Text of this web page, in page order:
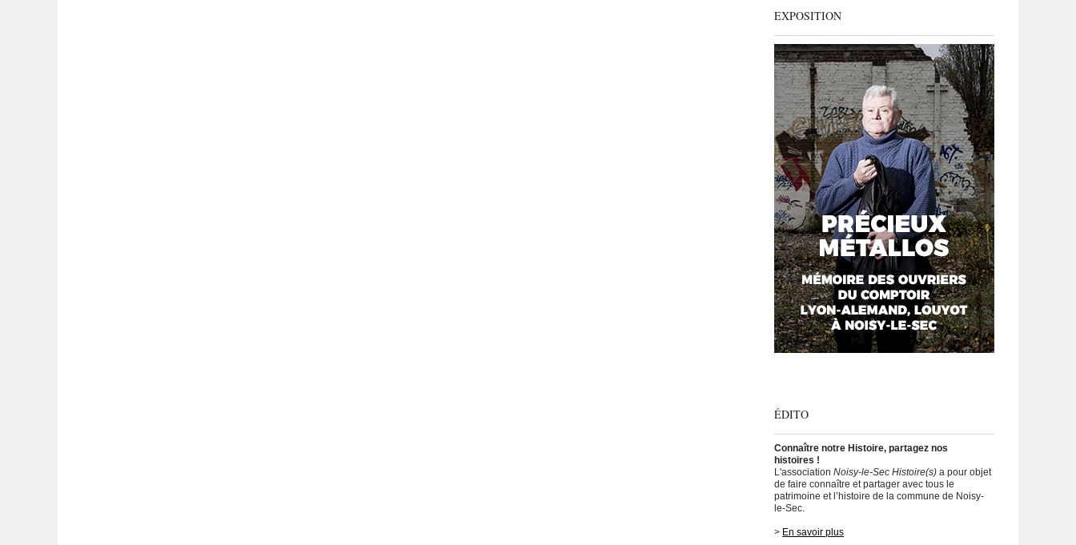
EXPOSITION
ÉDITO
Connaître notre Histoire, partagez nos
histoires !
L'association Noisy-le-Sec Histoire(s) a pour objet
de faire connaître et partager avec tous le
patrimoine et l’histoire de la commune de Noisy-
le-Sec.
> En savoir plus